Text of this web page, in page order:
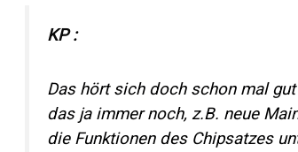
KP:
Das hört sich doch schon mal
das ja immer noch, z.B. neue
die Funktionen des Chipsatzes